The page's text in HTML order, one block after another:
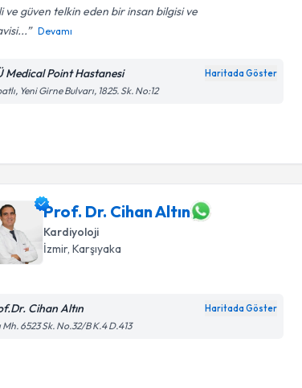
ve güven telkin eden bir insan bilgisi ve
Devamı
Medical Point Hastanesi Haritada Göster
Yeni Girne Bulvarı, 1825. Sk. No:12
Prof. Dr. Cihan Altın
Kardiyoloji
İzmir, Karşıyaka
Cihan Altın Haritada Göster
Mh. 6523 Sk. No.32/B K.4 D.413